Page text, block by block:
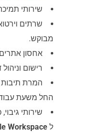
שירותי
שרתים
מבוקש.​​​​​​​
אחסון
רישום וניהול
המרת
החל משעת
שירותי גיבוי,
ל Workspace